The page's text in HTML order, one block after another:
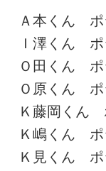
Ａ本くん ポ
Ｉ澤くん ポ
Ｏ田くん ポ
Ｏ原くん ポ
Ｋ藤岡くん
Ｋ嶋くん ポ
Ｋ見くん ポ